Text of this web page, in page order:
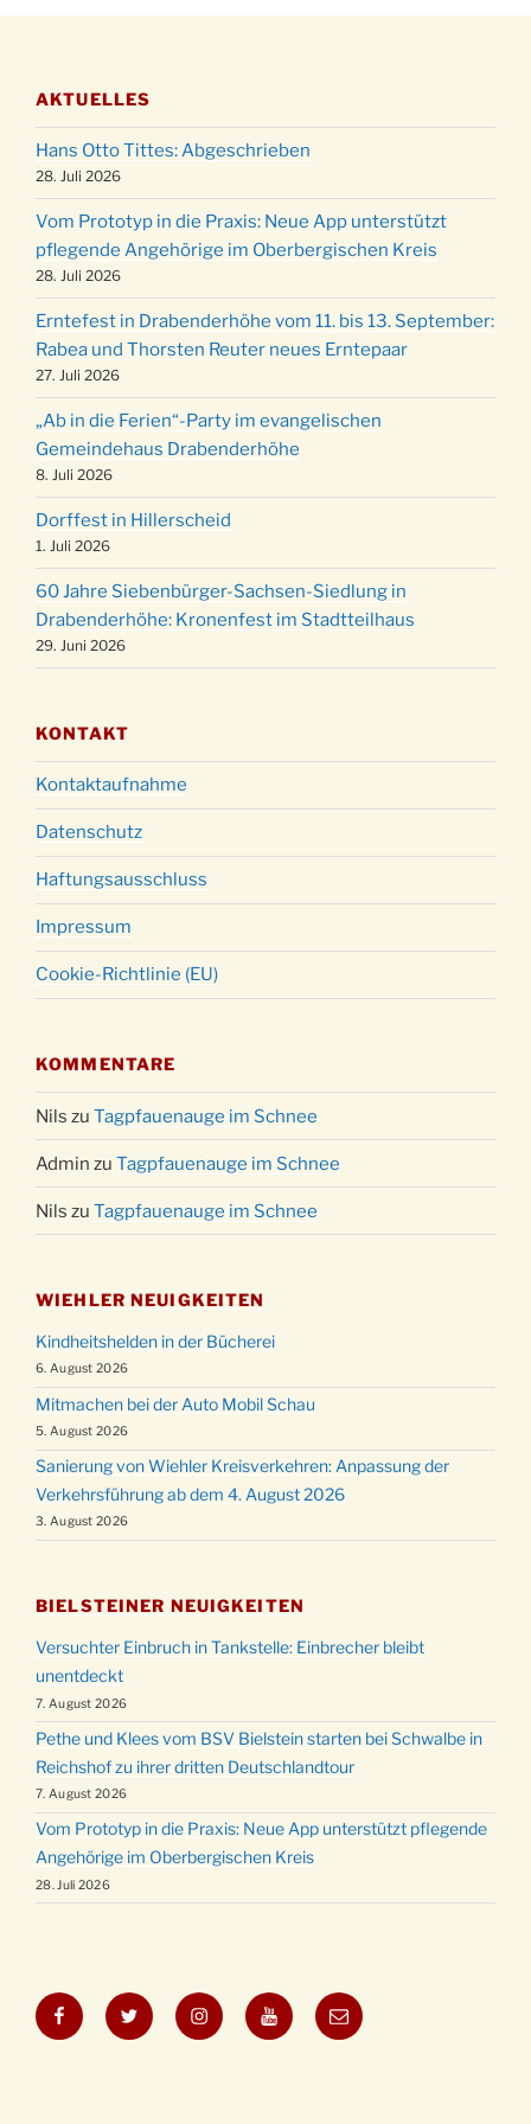
Stadtteilhaus um 19:00 Uhr
11.12.
Puer-Natus weihnachtliches Brauchtum am
Robert-Gassner-Hof um 17:00 Uhr
19.12.
Kinderbibeltag im Ev. Gemeindehaus von 10-
12 Uhr
20.12.
Weihnachts-Konzert des Honterus Chors in
der Kirche um 17:00 Uhr
24.12.
Familiengottesdienst mit Krippenspiel im Ev.
Gemeindehaus um 15:00 Uhr
24.12. Familiengottesdienst in der FeG um 16 Uhr
24.12.
Weihnachtsgottesdienst in der Kirche um
15:00 Uhr
24.12.
Weihnachtsgottesdienst in der Kirche um
18:00 Uhr
24.12.
Christmette mit der ev. Jugend in der Kirche
um 23:00 Uhr
31.12.
Gottesdienst zu Silvester in der Kirche um
18:00 Uhr
AKTUELLES
Hans Otto Tittes: Abgeschrieben
28. Juli 2026
Vom Prototyp in die Praxis: Neue App unterstützt
pflegende Angehörige im Oberbergischen Kreis
28. Juli 2026
Erntefest in Drabenderhöhe vom 11. bis 13. September:
Rabea und Thorsten Reuter neues Erntepaar
27. Juli 2026
„Ab in die Ferien“-Party im evangelischen
Gemeindehaus Drabenderhöhe
8. Juli 2026
Dorffest in Hillerscheid
1. Juli 2026
60 Jahre Siebenbürger-Sachsen-Siedlung in
Drabenderhöhe: Kronenfest im Stadtteilhaus
29. Juni 2026
KONTAKT
Kontaktaufnahme
Datenschutz
Haftungsausschluss
Impressum
Cookie-Richtlinie (EU)
KOMMENTARE
Nils zu Tagpfauenauge im Schnee
Admin zu Tagpfauenauge im Schnee
Nils zu Tagpfauenauge im Schnee
WIEHLER NEUIGKEITEN
Kindheitshelden in der Bücherei
6. August 2026
Mitmachen bei der Auto Mobil Schau
5. August 2026
Sanierung von Wiehler Kreisverkehren: Anpassung der
Verkehrsführung ab dem 4. August 2026
3. August 2026
BIELSTEINER NEUIGKEITEN
Versuchter Einbruch in Tankstelle: Einbrecher bleibt
unentdeckt
7. August 2026
Pethe und Klees vom BSV Bielstein starten bei Schwalbe in
Reichshof zu ihrer dritten Deutschlandtour
7. August 2026
Vom Prototyp in die Praxis: Neue App unterstützt pflegende
Angehörige im Oberbergischen Kreis
28. Juli 2026
FacebookTwitter InstagramYouTubeE-
Mail